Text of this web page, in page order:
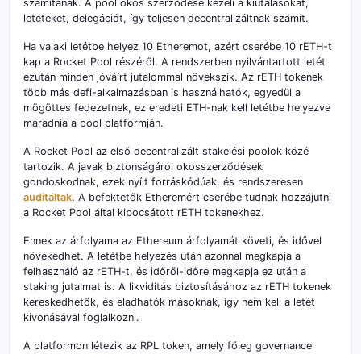
számítanak. A pool okos szerződése kezeli a kiutalásokat,
letéteket, delegációt, így teljesen decentralizáltnak számít.
Ha valaki letétbe helyez 10 Etheremot, azért cserébe 10 rETH-t
kap a Rocket Pool részéről. A rendszerben nyilvántartott letét
ezután minden jóváírt jutalommal növekszik. Az rETH tokenek
több más defi-alkalmazásban is használhatók, egyedül a
mögöttes fedezetnek, ez eredeti ETH-nak kell letétbe helyezve
maradnia a pool platformján.
A Rocket Pool az első decentralizált stakelési poolok közé
tartozik. A javak biztonságáról okosszerződések
gondoskodnak, ezek nyílt forráskódúak, és rendszeresen
auditáltak. A befektetők Etheremért cserébe tudnak hozzájutni
a Rocket Pool által kibocsátott rETH tokenekhez.
Ennek az árfolyama az Ethereum árfolyamát követi, és idővel
növekedhet. A letétbe helyezés után azonnal megkapja a
felhasználó az rETH-t, és időről-időre megkapja ez után a
staking jutalmat is. A likviditás biztosításához az rETH tokenek
kereskedhetők, és eladhatók másoknak, így nem kell a letét
kivonásával foglalkozni.
A platformon létezik az RPL token, amely főleg governance